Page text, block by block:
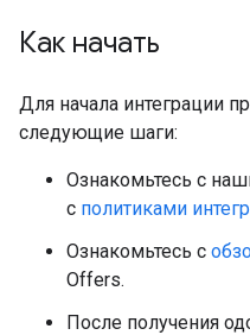
Как начать
Для начала интеграции
следующие шаги:
Ознакомьтесь с
с политиками
Ознакомьтесь с
Offers.
После получения